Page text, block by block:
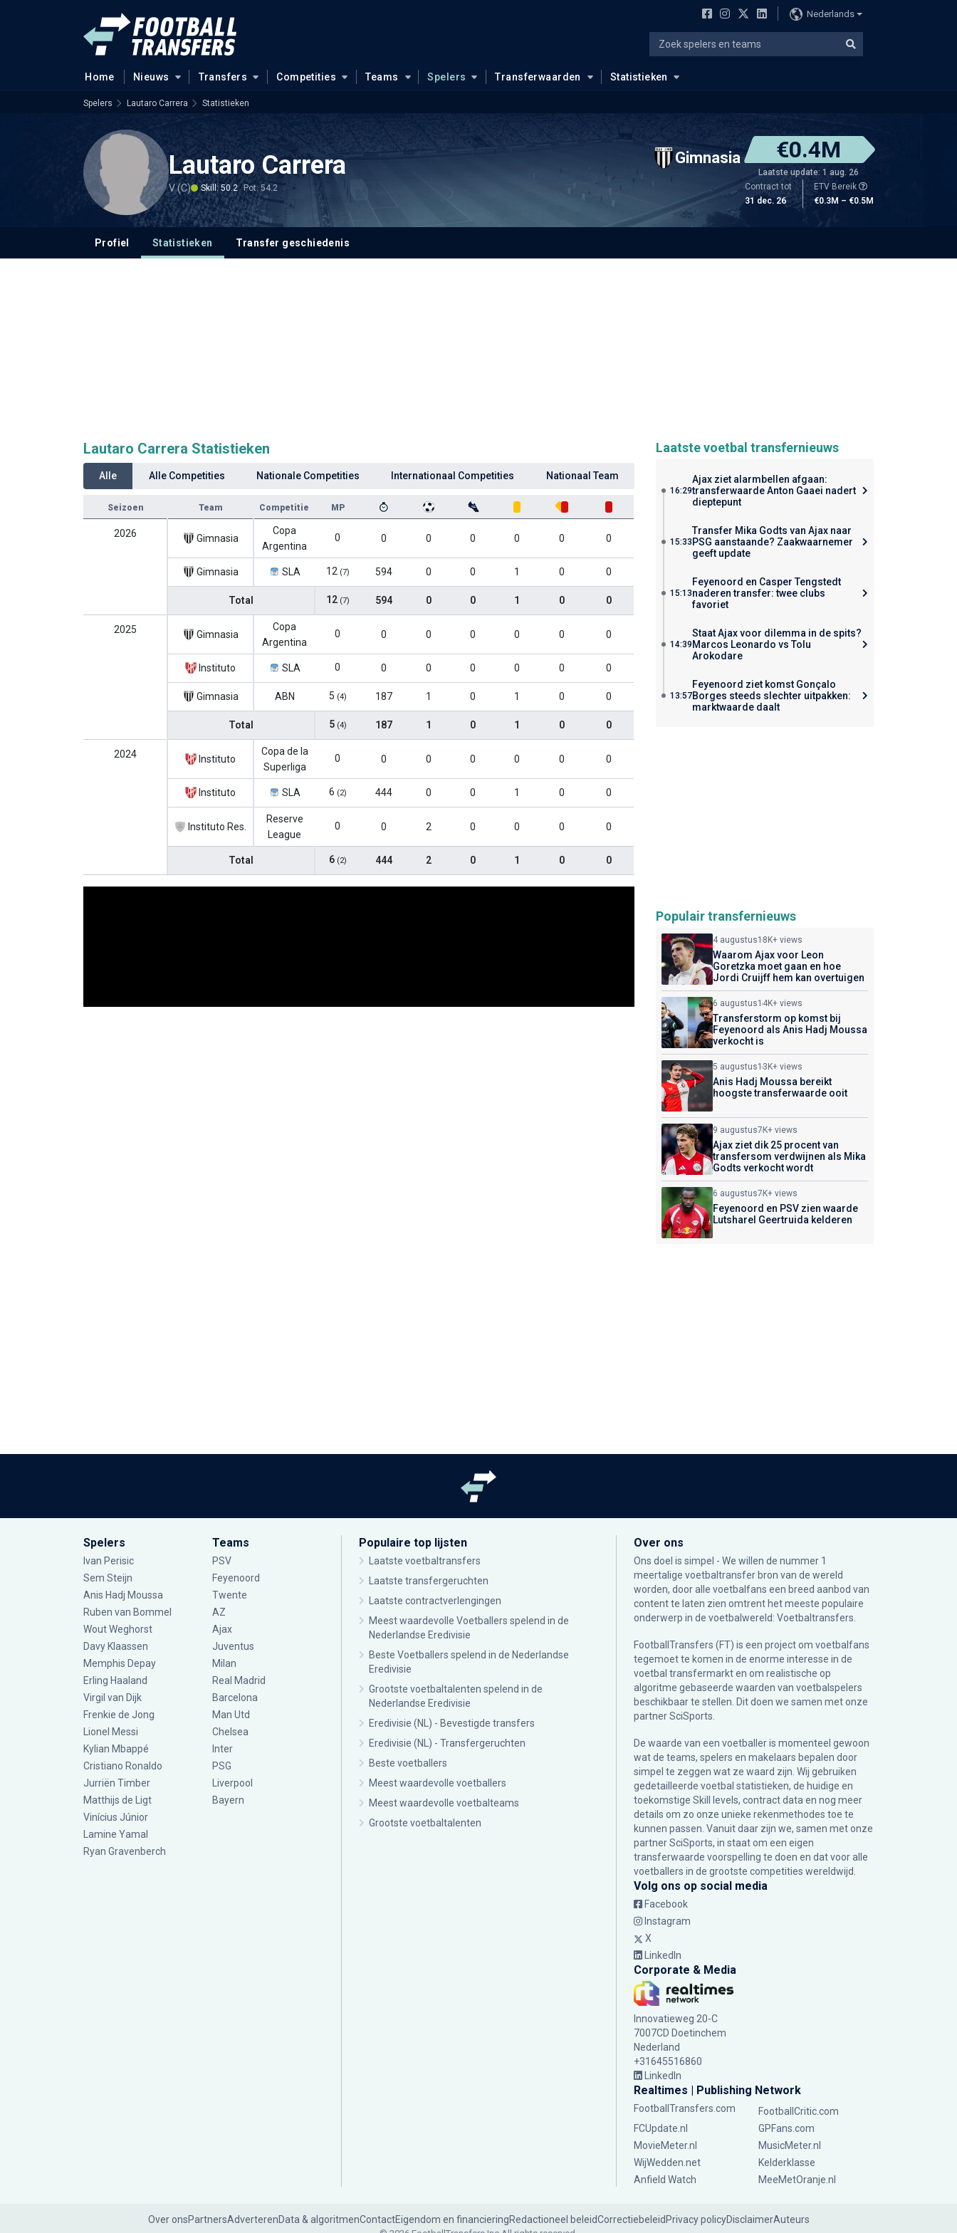
Nederlands
Home Nieuws Transfers Competities Teams Spelers Transferwaarden Statistieken
Spelers Lautaro Carrera Statistieken
Lautaro Carrera
V (C) Skill: 50.2 Pot: 54.2
Gimnasia €0.4M
Laatste update: 1 aug. 26
Contract tot
31 dec. 26
ETV Bereik
€0.3M – €0.5M
Profiel Statistieken Transfer geschiedenis
Lautaro Carrera Statistieken
Alle Alle Competities Nationale Competities Internationaal Competities Nationaal Team
Seizoen Team Competitie MP
2026 Gimnasia
Copa
Argentina
0 0 0 0 0 0 0
Gimnasia SLA 12 (7) 594 0 0 1 0 0
Total 12 (7) 594 0 0 1 0 0
2025 Gimnasia
Copa
Argentina
0 0 0 0 0 0 0
Instituto SLA 0 0 0 0 0 0 0
Gimnasia ABN 5 (4) 187 1 0 1 0 0
Total 5 (4) 187 1 0 1 0 0
2024 Instituto
Copa de la
Superliga
0 0 0 0 0 0 0
Instituto SLA 6 (2) 444 0 0 1 0 0
Instituto Res.
Reserve
League
0 0 2 0 0 0 0
Total 6 (2) 444 2 0 1 0 0
Laatste voetbal transfernieuws
16:29
Ajax ziet alarmbellen afgaan:
transferwaarde Anton Gaaei nadert
dieptepunt
15:33
Transfer Mika Godts van Ajax naar
PSG aanstaande? Zaakwaarnemer
geeft update
15:13
Feyenoord en Casper Tengstedt
naderen transfer: twee clubs
favoriet
14:39
Staat Ajax voor dilemma in de spits?
Marcos Leonardo vs Tolu
Arokodare
13:57
Feyenoord ziet komst Gonçalo
Borges steeds slechter uitpakken:
marktwaarde daalt
Populair transfernieuws
4 augustus18K+ views
Waarom Ajax voor Leon
Goretzka moet gaan en hoe
Jordi Cruijff hem kan overtuigen
6 augustus14K+ views
Transferstorm op komst bij
Feyenoord als Anis Hadj Moussa
verkocht is
5 augustus13K+ views
Anis Hadj Moussa bereikt
hoogste transferwaarde ooit
9 augustus7K+ views
Ajax ziet dik 25 procent van
transfersom verdwijnen als Mika
Godts verkocht wordt
6 augustus7K+ views
Feyenoord en PSV zien waarde
Lutsharel Geertruida kelderen
Spelers
Ivan Perisic
Sem Steijn
Anis Hadj Moussa
Ruben van Bommel
Wout Weghorst
Davy Klaassen
Memphis Depay
Erling Haaland
Virgil van Dijk
Frenkie de Jong
Lionel Messi
Kylian Mbappé
Cristiano Ronaldo
Jurriën Timber
Matthijs de Ligt
Vinícius Júnior
Lamine Yamal
Ryan Gravenberch
Teams
PSV
Feyenoord
Twente
AZ
Ajax
Juventus
Milan
Real Madrid
Barcelona
Man Utd
Chelsea
Inter
PSG
Liverpool
Bayern
Populaire top lijsten
Laatste voetbaltransfers
Laatste transfergeruchten
Laatste contractverlengingen
Meest waardevolle Voetballers spelend in de
Nederlandse Eredivisie
Beste Voetballers spelend in de Nederlandse
Eredivisie
Grootste voetbaltalenten spelend in de
Nederlandse Eredivisie
Eredivisie (NL) - Bevestigde transfers
Eredivisie (NL) - Transfergeruchten
Beste voetballers
Meest waardevolle voetballers
Meest waardevolle voetbalteams
Grootste voetbaltalenten
Over ons
Ons doel is simpel - We willen de nummer 1
meertalige voetbaltransfer bron van de wereld
worden, door alle voetbalfans een breed aanbod van
content te laten zien omtrent het meeste populaire
onderwerp in de voetbalwereld: Voetbaltransfers.
FootballTransfers (FT) is een project om voetbalfans
tegemoet te komen in de enorme interesse in de
voetbal transfermarkt en om realistische op
algoritme gebaseerde waarden van voetbalspelers
beschikbaar te stellen. Dit doen we samen met onze
partnerSciSports
De waarde van een voetballer is momenteel gewoon
wat de teams, spelers en makelaars bepalen door
simpel te zeggen wat ze waard zijn. Wij gebruiken
gedetailleerde voetbal statistieken, de huidige en
toekomstige Skill levels, contract data en nog meer
details om zo onze unieke rekenmethodes toe te
kunnen passen. Vanuit daar zijn we, samen met onze
partner SciSports, in staat om een eigen
transferwaarde voorspelling te doen en dat voor alle
voetballers in de grootste competities wereldwijd.
Volg ons op social media
Facebook
Instagram
X
LinkedIn
Corporate & Media
Innovatieweg 20-C
7007CD Doetinchem
Nederland
+31645516860
LinkedIn
Realtimes | Publishing Network
FootballTransfers.com
FootballCritic.com
FCUpdate.nl
GPFans.com
MovieMeter.nl
MusicMeter.nl
WijWedden.net
Kelderklasse
Anfield Watch
MeeMetOranje.nl
Over onsPartnersAdverterenData & algoritmenContactEigendom en financieringRedactioneel beleidCorrectiebeleid Privacy policyDisclaimerAuteurs